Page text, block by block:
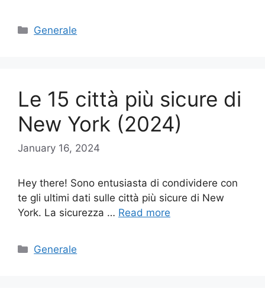
Categories
Generale
Le 15 città più sicure di
New York (2024)
January 16, 2024
Hey there! Sono entusiasta di condividere con
te gli ultimi dati sulle città più sicure di New
York. La sicurezza … Read more
Categories
Generale